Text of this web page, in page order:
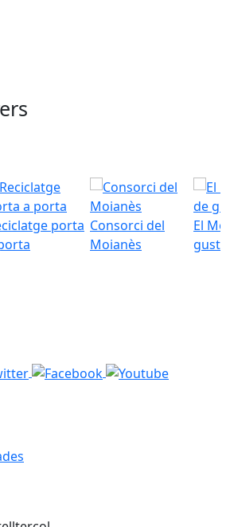
porta Consorci del
Moianès
El
gust